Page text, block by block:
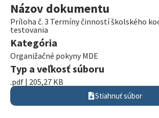
Názov dokumentu
Príloha č. 3 Termíny činností školského
testovania
Kategória
Organižačné pokyny MDE
Typ a veľkosť súboru
.pdf | 205,27 KB
Stiahnuť súbor